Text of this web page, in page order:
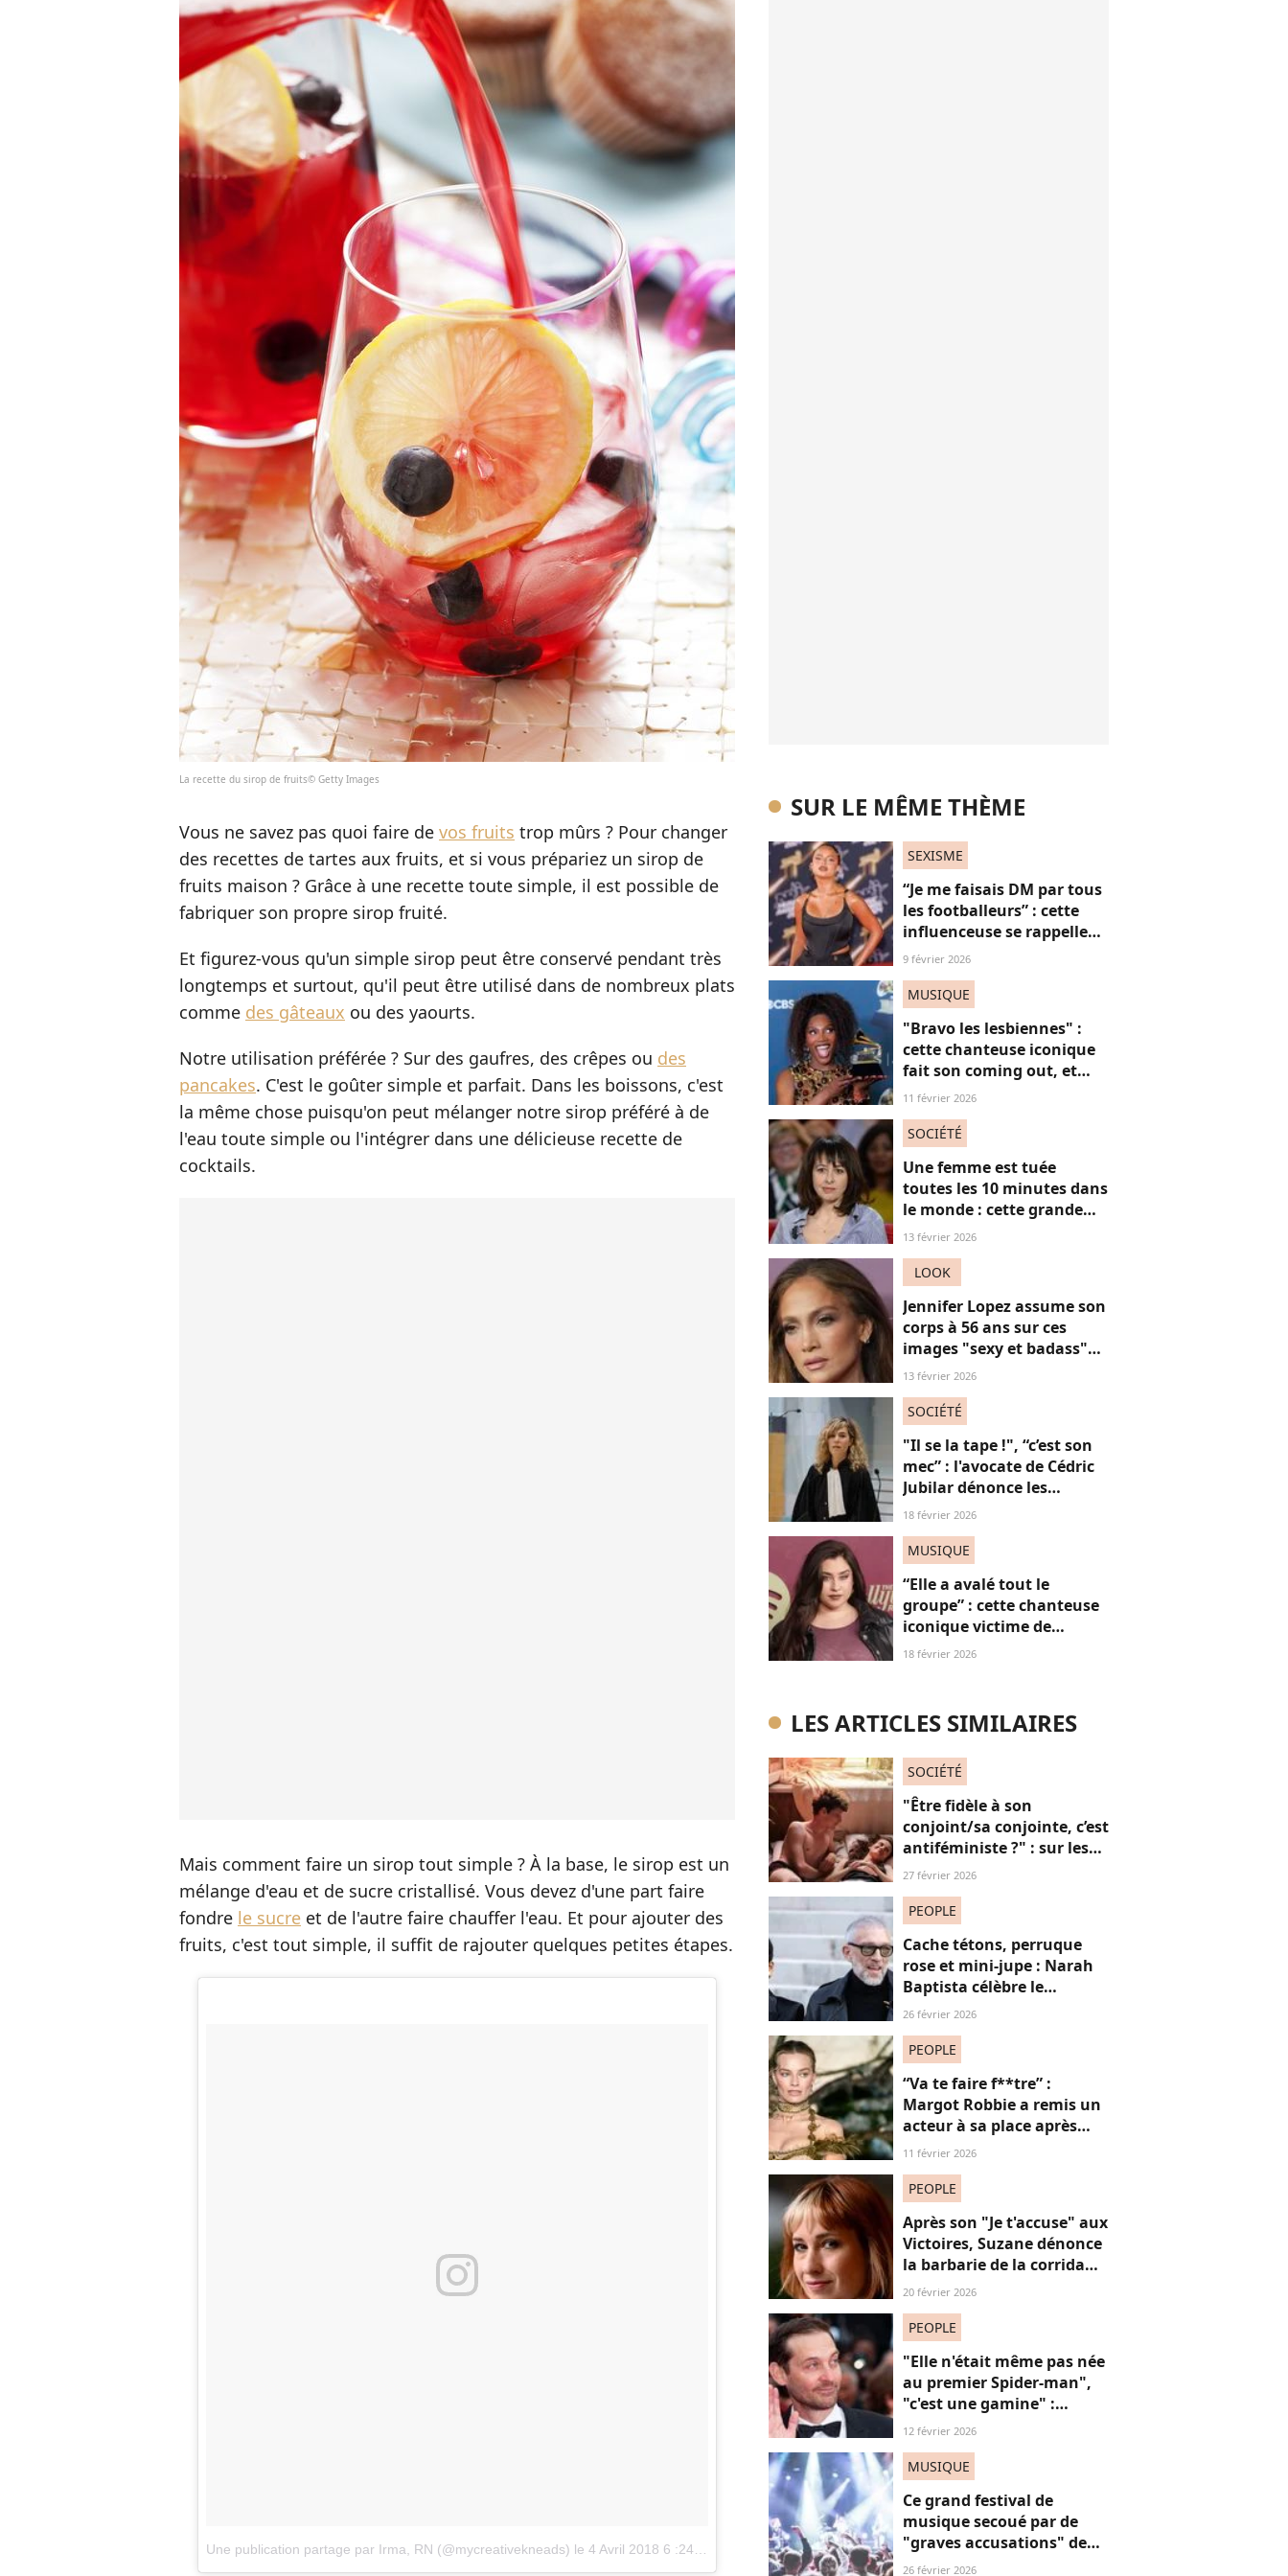
La recette du sirop de fruits© Getty Images
Vous ne savez pas quoi faire de vos fruits trop mûrs ? Pour changer
des recettes de tartes aux fruits, et si vous prépariez un sirop de
fruits maison ? Grâce à une recette toute simple, il est possible de
fabriquer son propre sirop fruité.
Et figurez-vous qu'un simple sirop peut être conservé pendant très
longtemps et surtout, qu'il peut être utilisé dans de nombreux plats
comme des gâteaux ou des yaourts.
Notre utilisation préférée ? Sur des gaufres, des crêpes ou des
pancakes. C'est le goûter simple et parfait. Dans les boissons, c'est
la même chose puisqu'on peut mélanger notre sirop préféré à de
l'eau toute simple ou l'intégrer dans une délicieuse recette de
cocktails.
Mais comment faire un sirop tout simple ? À la base, le sirop est un
mélange d'eau et de sucre cristallisé. Vous devez d'une part faire
fondre le sucre et de l'autre faire chauffer l'eau. Et pour ajouter des
fruits, c'est tout simple, il suffit de rajouter quelques petites étapes.
Une publication partage par Irma, RN (@mycreativekneads) le 4 Avril 2018 6 :24 PDT
SUR LE MÊME THÈME
SEXISME
“Je me faisais DM par tous
les footballeurs” : cette
influenceuse se rappelle
l’hypersexualisation
14 ans
9 février 2026
MUSIQUE
"Bravo les lesbiennes" :
cette chanteuse iconique
fait son coming out, et
non, on ne "s'en fout" pas
11 février 2026
SOCIÉTÉ
Une femme est tuée
toutes les 10 minutes dans
le monde : cette grande
actrice et amie de Marie
fléau des féminicides
13 février 2026
LOOK
Jennifer Lopez assume son
corps à 56 ans sur ces
images "sexy et badass"
mais ça ne plaît pas à tout
13 février 2026
SOCIÉTÉ
"Il se la tape !", “c’est son
mec” : l'avocate de Cédric
Jubilar dénonce les
réflexions misogynes
subissent toutes ses
consœurs
18 février 2026
MUSIQUE
“Elle a avalé tout le
groupe” : cette chanteuse
iconique victime de
grossophobie suite à ces
18 février 2026
LES ARTICLES SIMILAIRES
SOCIÉTÉ
"Être fidèle à son
conjoint/sa conjointe, c’est
antiféministe ?" : sur les
réseaux sociaux, cette
27 février 2026
PEOPLE
Cache tétons, perruque
rose et mini-jupe : Narah
Baptista célèbre le
carnaval de Rio avec son
de 30 ans son aîné
26 février 2026
PEOPLE
“Va te faire f**tre” :
Margot Robbie a remis un
acteur à sa place après
qu’il lui a conseillé de
11 février 2026
PEOPLE
Après son "Je t'accuse" aux
Victoires, Suzane dénonce
la barbarie de la corrida
avec cette reprise iconique
20 février 2026
PEOPLE
"Elle n'était même pas née
au premier Spider-man",
"c'est une gamine" :
l'apparition de cet acteur
ans de moins que lui
suscite la critique
12 février 2026
MUSIQUE
Ce grand festival de
musique secoué par de
"graves accusations" de
violences sexistes et
26 février 2026